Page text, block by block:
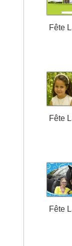
Fête
Fête
Fête